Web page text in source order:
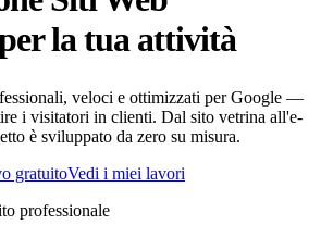
la tua attività
veloci e ottimizzati per Google —
i visitatori in clienti. Dal sito vetrina all'e-
è sviluppato da zero su misura.
gratuitoVedi i miei lavori
professionale